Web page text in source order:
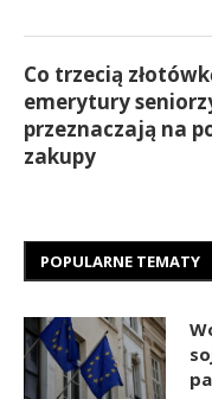
Co trzecią
emerytury
przeznaczają na
zakupy
POPULARNE TEMATY